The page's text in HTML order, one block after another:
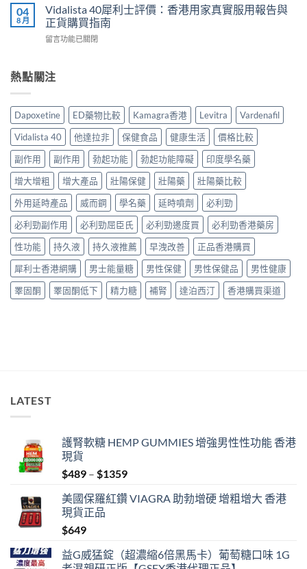
貨
購
買
中
家
真
服
得
買
建
議〉
中
最
有
效？
2026
用
讀
用
法
用
完
整
教
學〉
中
效
片
副
作
全
港
用
真
服
用
經
驗
與
安
全
買
指
南〉
中
04
8 月
Vidalista 40犀利士評價：香港用家真實服用報告與
正貨購買指南
在
犀
利
評
價：
香
港
用
家
真
實
服
用
報
告
正
貨
購
留言功能已關閉
熱點關注
Dapoxetine ED藥物比較 Kamagra香港 Levitra
Vardenafil
Vidalista 40
他達拉非 保健食品 健康生活
價格比較
副作用
副作用 勃起功能 勃起功能障礙
印度學名藥
增大增粗
增大產品 壯陽保健 壯陽藥
壯陽藥比較
外用延時產品
威而鋼 學名藥 延時噴劑
必利勁
必利勁副作用
必利勁屈臣氏 必利勁邊度買
必利勁香港藥房
性功能
持久液 持久液推薦 早洩改善
正品香港購買
犀利士香港網購
男士能量糖 男性保健 男性保健品
男性健康
睪固酮
睪固酮低下 精力糖 補腎 達泊西汀 香港購買渠道
LATEST
護腎軟糖 HEMP GUMMIES 增強男性性功能 香港
現貨
$489 – $1359Price
$489
美國保羅紅鑽 VIAGRA 助勃增硬 增粗增大 香港
現貨正品
$649
益G威猛錠（超濃縮6倍黑馬卡）葡萄糖口味 1G